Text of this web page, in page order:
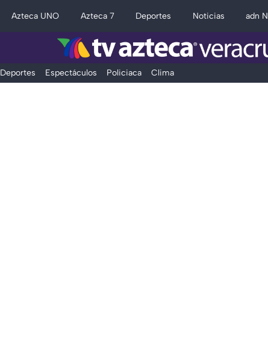
Azteca UNO Azteca 7 Deportes Noticias adn
Deportes Espectáculos Policiaca Clima